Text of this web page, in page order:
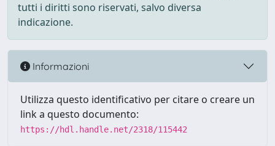
tutti i diritti sono riservati, salvo diversa
indicazione.
Informazioni
Utilizza questo identificativo per citare o creare un
link a questo documento:
https://hdl.handle.net/2318/115442